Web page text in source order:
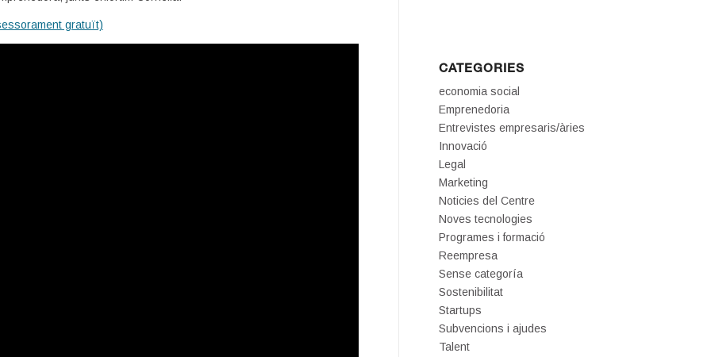
gratuït)
CATEGORIES
economia social
Emprenedoria
Entrevistes empresaris/àries
Innovació
Legal
Marketing
Noticies del Centre
Noves tecnologies
Programes i formació
Reempresa
Sense categoría
Sostenibilitat
Startups
Subvencions i ajudes
Talent